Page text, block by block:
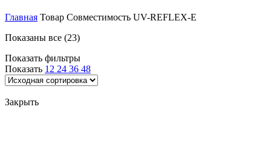
Главная Товар Совместимость UV-REFLEX-E
Показаны все (23)
Показать фильтры
Показать 12 24 36 48
Закрыть